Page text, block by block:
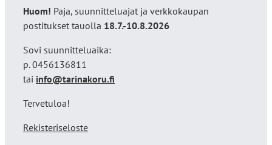
Huom! Paja, suunnitteluajat ja verkkokaupan
postitukset tauolla 18.7.-10.8.2026
Sovi suunnitteluaika:
p. 0456136811
tai info@tarinakoru.fi
Tervetuloa!
Rekisteriseloste